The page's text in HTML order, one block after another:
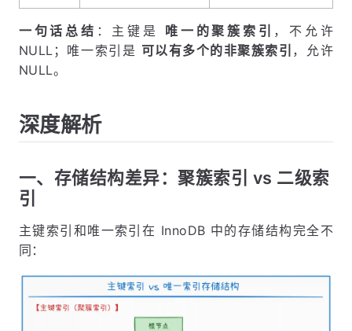
一句话总结 ：主键是 唯一的聚簇索引 ，不允许
NULL；唯一索引是 可以有多个的非聚簇索引 ，允许
NULL。
深度解析
一、存储结构差异：聚簇索引 vs 二级索
引
主键索引和唯一索引在 InnoDB 中的存储结构完全不
同：